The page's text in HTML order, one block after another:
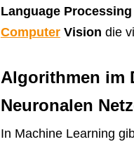
Language Processing
ComputerVision die
Algorithmen im
Neuronalen
In Machine Learning